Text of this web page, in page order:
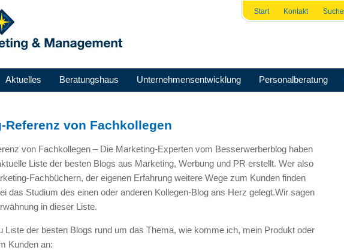
Start Kontakt Suche
Aktuelles Beratungshaus Unternehmensentwicklung Personalberatung
Referenz von Fachkollegen
von Fachkollegen – Die Marketing-Experten vom Besserwerberblog haben
Liste der besten Blogs aus Marketing, Werbung und PR erstellt. Wer also
Fachbüchern, der eigenen Erfahrung weitere Wege zum Kunden finden
das Studium des einen oder anderen Kollegen-Blog ans Herz gelegt.Wir sagen
in dieser Liste.
Liste der besten Blogs rund um das Thema, wie komme ich, mein Produkt oder
Kunden an: